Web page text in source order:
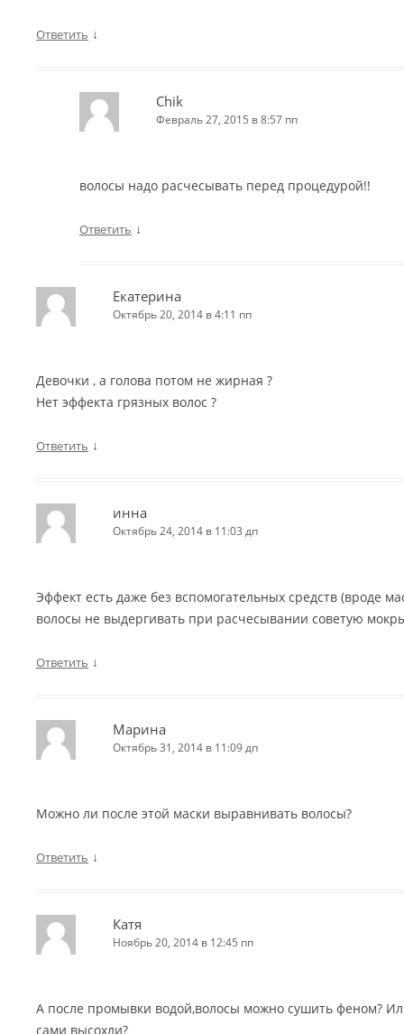
Ответить ↓
Chik
Февраль 27, 2015 в 8:57 пп
волосы надо расчесывать перед процедурой!!
Ответить ↓
Екатерина
Октябрь 20, 2014 в 4:11 пп
Девочки , а голова потом не жирная ?
Нет эффекта грязных волос ?
Ответить ↓
инна
Октябрь 24, 2014 в 11:03 дп
Эффект есть даже без вспомогательных средств (вроде
волосы не выдергивать при расчесывании советую
Ответить ↓
Марина
Октябрь 31, 2014 в 11:09 дп
Можно ли после этой маски выравнивать волосы?
Ответить ↓
Катя
Ноябрь 20, 2014 в 12:45 пп
А после промывки водой,волосы можно сушить феном?
сами высохли?